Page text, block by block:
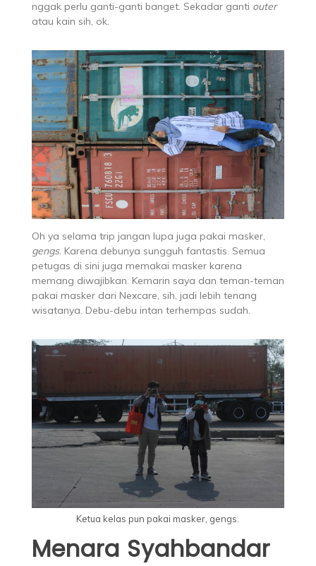
nggak perlu ganti-ganti banget. Sekadar ganti outer
atau kain sih, ok.
Oh ya selama trip jangan lupa juga pakai masker,
gengs. Karena debunya sungguh fantastis. Semua
petugas di sini juga memakai masker karena
memang diwajibkan. Kemarin saya dan teman-teman
pakai masker dari Nexcare, sih, jadi lebih tenang
wisatanya. Debu-debu intan terhempas sudah.
Ketua kelas pun pakai masker, gengs.
Menara Syahbandar